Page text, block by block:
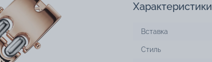
Характеристики
Вставка
Стиль